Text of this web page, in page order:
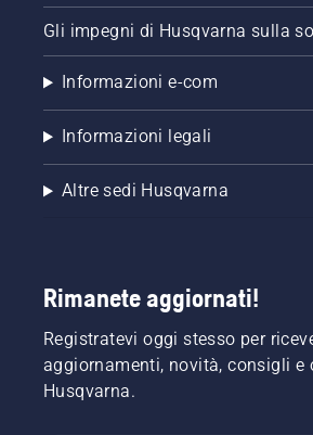
Gli impegni di Husqvarna sulla
Informazioni e-com
Informazioni legali
Altre sedi Husqvarna
Rimanete aggiornati!
Registratevi oggi stesso per
aggiornamenti, novità, consigli e
Husqvarna.